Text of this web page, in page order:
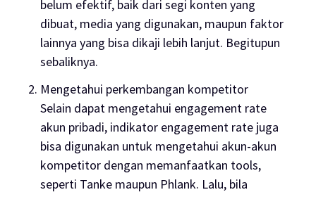
belum efektif, baik dari segi konten yang
dibuat, media yang digunakan, maupun faktor
lainnya yang bisa dikaji lebih lanjut. Begitupun
sebaliknya.
Mengetahui perkembangan kompetitor
Selain dapat mengetahui engagement rate
akun pribadi, indikator engagement rate juga
bisa digunakan untuk mengetahui akun-akun
kompetitor dengan memanfaatkan tools,
seperti Tanke maupun Phlank. Lalu, bila